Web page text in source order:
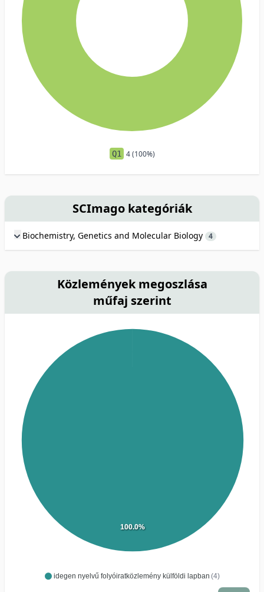
Q1 4 (100%)
SCImago kategóriák
Biochemistry, Genetics and Molecular Biology 4
Közlemények megoszlása
műfaj szerint
idegen nyelvű folyóiratközlemény külföldi lapban (4)
100.0%